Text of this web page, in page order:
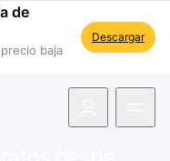
de
baja
Descargar